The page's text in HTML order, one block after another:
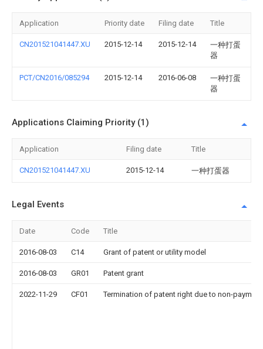
Application Priority date Filing date Title
CN201521041447.XU 2015-12-14 2015-12-14
一种打蛋
器
PCT/CN2016/085294 2015-12-14 2016-06-08
一种打蛋
器
Applications Claiming Priority (1)
Application Filing date Title
CN201521041447.XU 2015-12-14 一种打蛋器
Legal Events
Date Code Title
2016-08-03 C14 Grant of patent or utility model
2016-08-03 GR01 Patent grant
2022-11-29 CF01 Termination of patent right due to non-